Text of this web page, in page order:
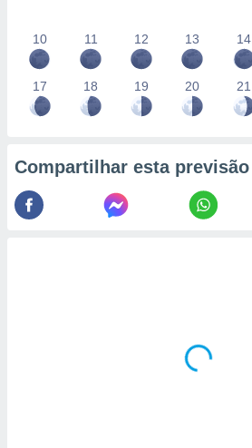
10 11 12 13 14
17 18 19 20 21
Compartilhar esta previsão